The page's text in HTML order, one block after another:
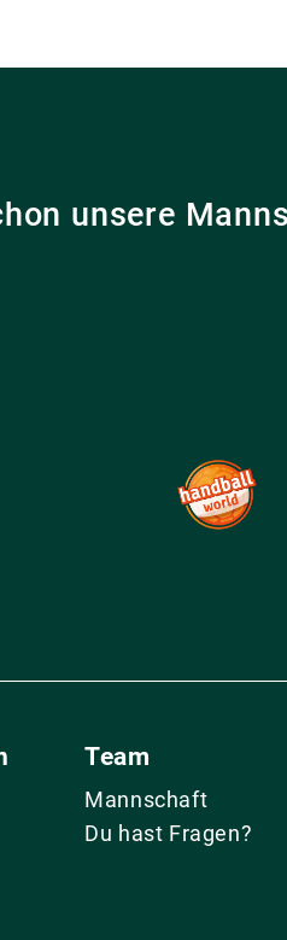
unsere
Team
Mannschaft
Du hast Fragen?